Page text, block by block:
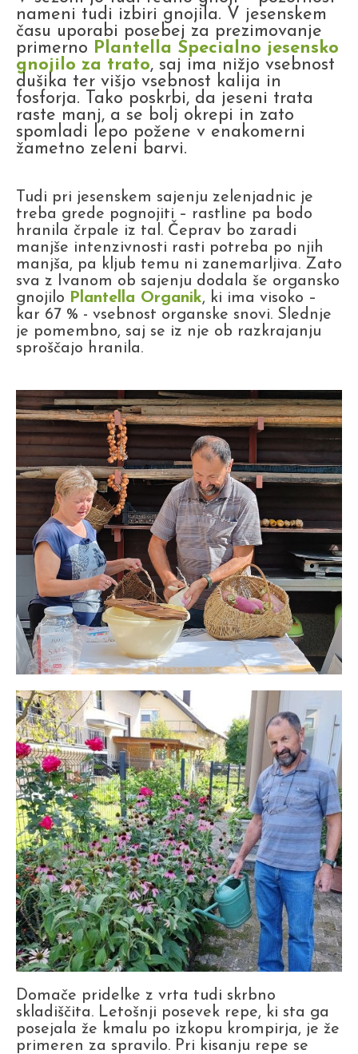
nameni tudi izbiri gnojila. V jesenskem
času uporabi posebej za prezimovanje
primerno Plantella Specialno jesensko
gnojilo za trato, saj ima nižjo vsebnost
dušika ter višjo vsebnost kalija in
fosforja. Tako poskrbi, da jeseni trata
raste manj, a se bolj okrepi in zato
spomladi lepo požene v enakomerni
žametno zeleni barvi.
Tudi pri jesenskem sajenju zelenjadnic je
treba grede pognojiti – rastline pa bodo
hranila črpale iz tal. Čeprav bo zaradi
manjše intenzivnosti rasti potreba po njih
manjša, pa kljub temu ni zanemarljiva. Zato
sva z Ivanom ob sajenju dodala še organsko
gnojilo Plantella Organik, ki ima visoko –
kar 67 % - vsebnost organske snovi. Slednje
je pomembno, saj se iz nje ob razkrajanju
sproščajo hranila.
Domače pridelke z vrta tudi skrbno
skladiščita. Letošnji posevek repe, ki sta ga
posejala že kmalu po izkopu krompirja, je že
primeren za spravilo. Pri kisanju repe se